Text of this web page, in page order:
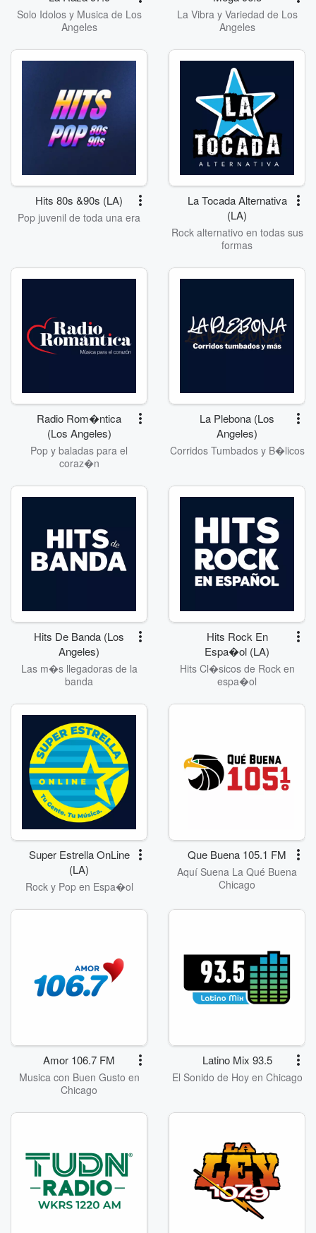
Solo Idolos y Musica de Los
Angeles
La Vibra y Variedad de Los
Angeles
Hits 80s &90s (LA)
Pop juvenil de toda una era
La Tocada Alternativa
(LA)
Rock alternativo en todas sus
formas
Radio Rom�ntica
(Los Angeles)
Pop y baladas para el
coraz�n
La Plebona (Los
Angeles)
Corridos Tumbados y B�licos
Hits De Banda (Los
Angeles)
Las m�s llegadoras de la
banda
Hits Rock En
Espa�ol (LA)
Hits Cl�sicos de Rock en
espa�ol
Super Estrella OnLine
(LA)
Rock y Pop en Espa�ol
Que Buena 105.1 FM
Aquí Suena La Qué Buena
Chicago
Amor 106.7 FM
Musica con Buen Gusto en
Chicago
Latino Mix 93.5
El Sonido de Hoy en Chicago